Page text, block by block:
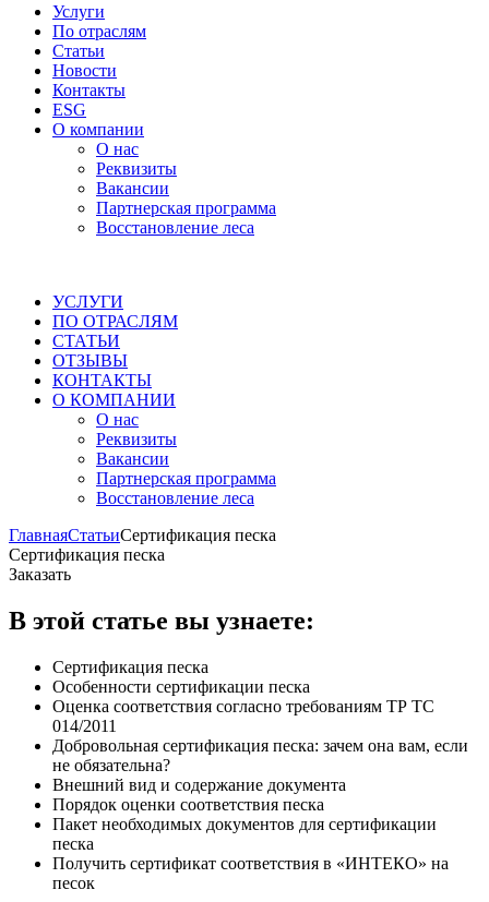
Услуги
По отраслям
Статьи
Новости
Контакты
ESG
О компании
О нас
Реквизиты
Вакансии
Партнерская программа
Восстановление леса
УСЛУГИ
ПО ОТРАСЛЯМ
СТАТЬИ
ОТЗЫВЫ
КОНТАКТЫ
О КОМПАНИИ
О нас
Реквизиты
Вакансии
Партнерская программа
Восстановление леса
ГлавнаяСтатьиСертификация песка
Сертификация песка
Заказать
В этой статье вы узнаете:
Сертификация песка
Особенности сертификации песка
Оценка соответствия согласно требованиям ТР ТС
014/2011
Добровольная сертификация песка: зачем она вам, если
не обязательна?
Внешний вид и содержание документа
Порядок оценки соответствия песка
Пакет необходимых документов для сертификации
песка
Получить сертификат соответствия в «ИНТЕКО» на
песок